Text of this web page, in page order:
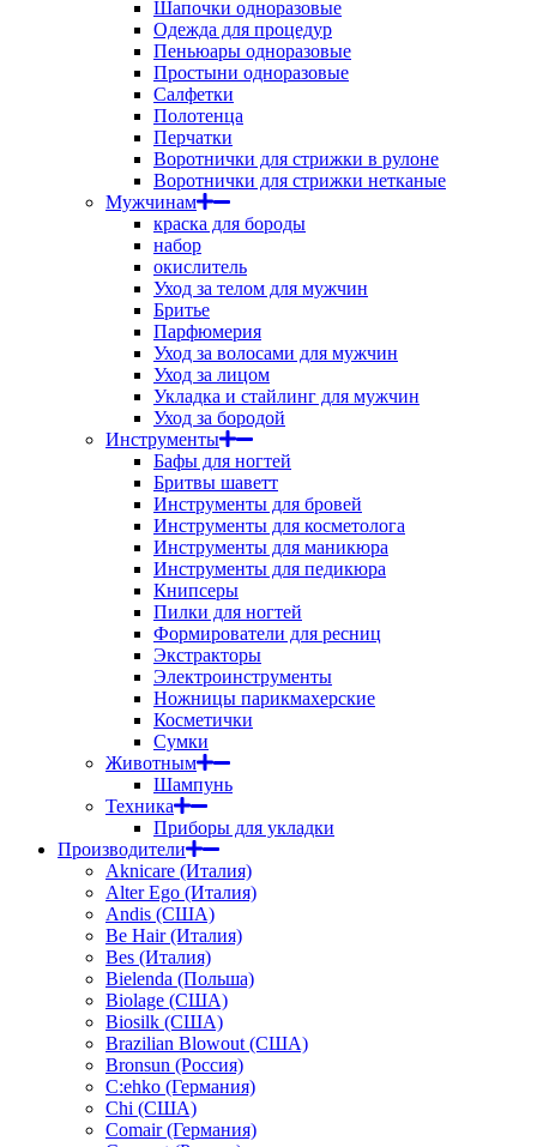
Шапочки одноразовые
Одежда для процедур
Пеньюары одноразовые
Простыни одноразовые
Салфетки
Полотенца
Перчатки
Воротнички для стрижки в рулоне
Воротнички для стрижки нетканые
Мужчинам
краска для бороды
набор
окислитель
Уход за телом для мужчин
Бритье
Парфюмерия
Уход за волосами для мужчин
Уход за лицом
Укладка и стайлинг для мужчин
Уход за бородой
Инструменты
Бафы для ногтей
Бритвы шаветт
Инструменты для бровей
Инструменты для косметолога
Инструменты для маникюра
Инструменты для педикюра
Книпсеры
Пилки для ногтей
Формирователи для ресниц
Экстракторы
Электроинструменты
Ножницы парикмахерские
Косметички
Сумки
Животным
Шампунь
Техника
Приборы для укладки
Производители
Aknicare (Италия)
Alter Ego (Италия)
Andis (США)
Be Hair (Италия)
Bes (Италия)
Bielenda (Польша)
Biolage (США)
Biosilk (США)
Brazilian Blowout (США)
Bronsun (Россия)
C:ehko (Германия)
Chi (США)
Comair (Германия)